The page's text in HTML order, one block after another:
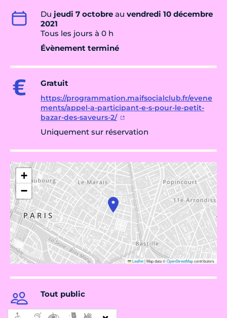
Du jeudi 7 octobre au vendredi 10 décembre
2021
Tous les jours à 0 h
Évènement terminé
Gratuit
https://programmation.maifsocialclub.fr/evene
ments/appel-a-participant-e-s-pour-le-petit-
bazar-des-saveurs-2/
Uniquement sur réservation
+
−
Leaflet|Map data ©OpenStreetMapcontributors
Tout public